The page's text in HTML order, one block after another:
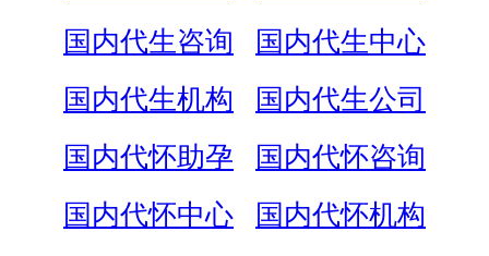
国内代生咨询
国内代生中心
国内代生机构
国内代生公司
国内代怀助孕
国内代怀咨询
国内代怀中心
国内代怀机构